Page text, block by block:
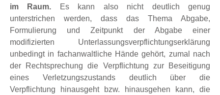
im Raum. Es kann also nicht deutlich genug
unterstrichen werden, dass das Thema Abgabe,
Formulierung und Zeitpunkt der Abgabe einer
modifizierten Unterlassungsverpflichtungserklärung
unbedingt in fachanwaltliche Hände gehört, zumal nach
der Rechtsprechung die Verpflichtung zur Beseitigung
eines Verletzungszustands deutlich über die
Verpflichtung hinausgeht bzw. hinausgehen kann, die